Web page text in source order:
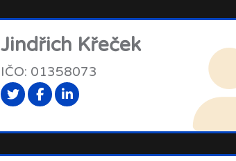
Jindřich Křeček
IČO: 01358073